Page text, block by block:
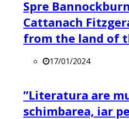
Spre
Cattanach
from the land of
17/01/2024
”Literatura are
schimbarea, iar